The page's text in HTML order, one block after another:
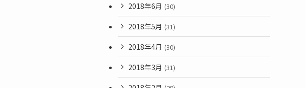
2018年6月 (30)
2018年5月 (31)
2018年4月 (30)
2018年3月 (31)